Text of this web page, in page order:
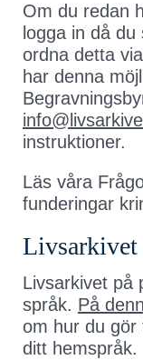
Om du redan
logga in då
ordna detta
har denna
instruktioner.
Läs våra
funderingar
Livsarkivet
Livsarkivet på
språk. På
om hur du gör
ditt hemspråk.